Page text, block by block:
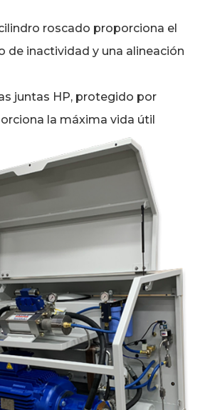
roscado proporciona el
de inactividad y una alineación
juntas HP, protegido por
la máxima vida útil